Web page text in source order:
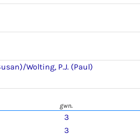
Wolting, P.J. (Paul)
gwn.
3
3